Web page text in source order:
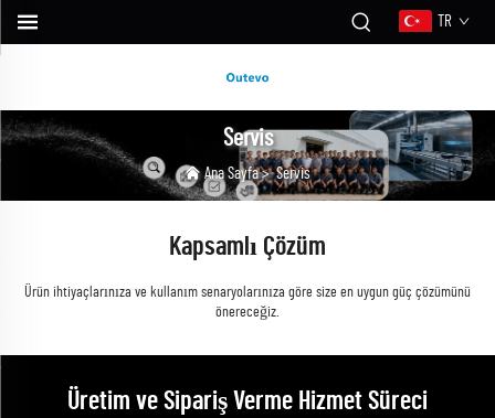
TR
Servis
Ana Sayfa>Servis
Kapsamlı Çözüm
Ürün ihtiyaçlarınıza ve kullanım senaryolarınıza göre size en uygun güç çözümünü
önereceğiz.
Üretim ve Sipariş Verme Hizmet Süreci